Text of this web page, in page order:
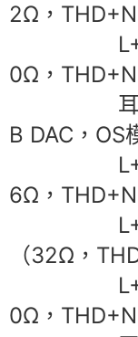
2Ω，THD+N
L+R ≥
0Ω，THD+N
耳機輸
B DAC，OS
L+R ≥
6Ω，THD+N
L+R ≥
（32Ω，
L+R ≥
0Ω，THD+N